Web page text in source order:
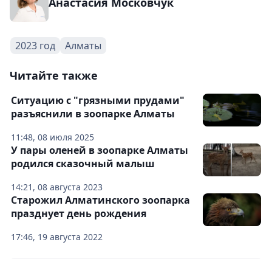
2023 год Алматы
Читайте также
11:48, 08 июля 2025
Ситуацию с "грязными прудами"
разъяснили в зоопарке Алматы
14:21, 08 августа 2023
У пары оленей в зоопарке Алматы
родился сказочный малыш
17:46, 19 августа 2022
Старожил Алматинского зоопарка
празднует день рождения